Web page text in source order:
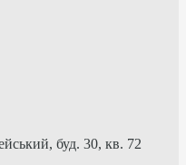
буд. 30, кв. 72